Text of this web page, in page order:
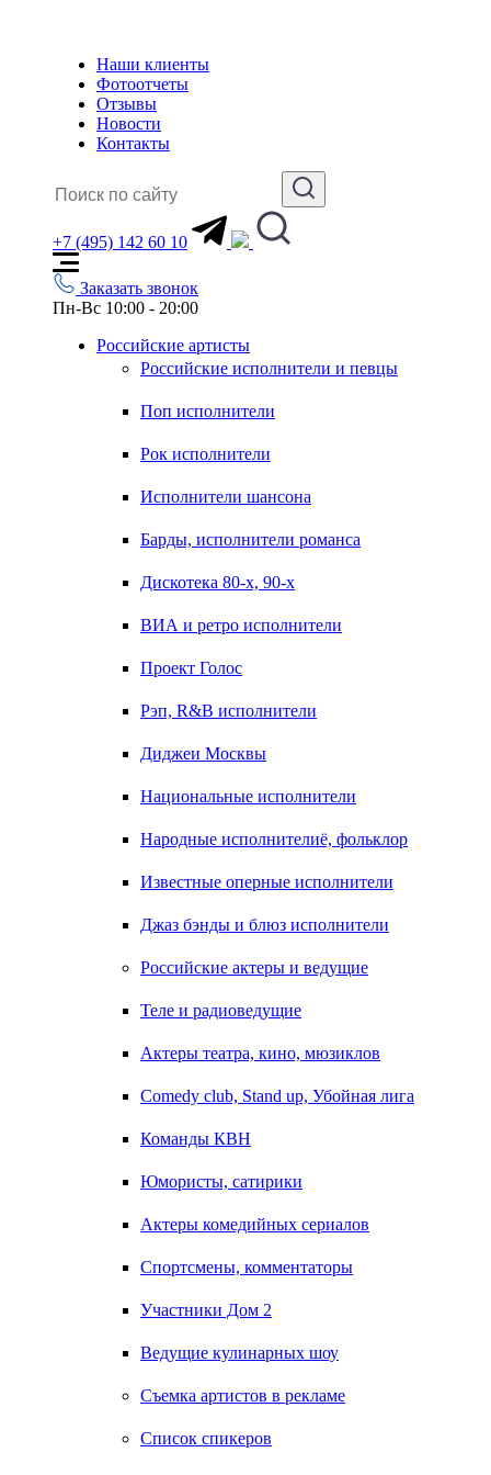
Наши клиенты
Фотоотчеты
Отзывы
Новости
Контакты
+7 (495) 142 60 10
Заказать звонок
Пн-Вс 10:00 - 20:00
Российские артисты
Российские исполнители и певцы
Поп исполнители
Рок исполнители
Исполнители шансона
Барды, исполнители романса
Дискотека 80-х, 90-х
ВИА и ретро исполнители
Проект Голос
Рэп, R&B исполнители
Диджеи Москвы
Национальные исполнители
Народные исполнителиё, фольклор
Известные оперные исполнители
Джаз бэнды и блюз исполнители
Российские актеры и ведущие
Теле и радиоведущие
Актеры театра, кино, мюзиклов
Comedy club, Stand up, Убойная лига
Команды КВН
Юмористы, сатирики
Актеры комедийных сериалов
Спортсмены, комментаторы
Участники Дом 2
Ведущие кулинарных шоу
Съемка артистов в рекламе
Список спикеров